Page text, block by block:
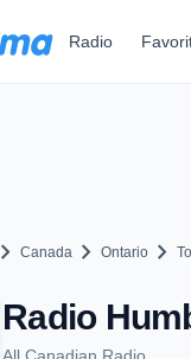
Radio
chevron_right Canada chevron_right Ontario chevron_right
Radio